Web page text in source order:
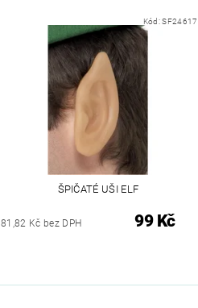
Kód:SF24617
ŠPIČATÉ UŠI ELF
81,82 Kč bez DPH 99 Kč